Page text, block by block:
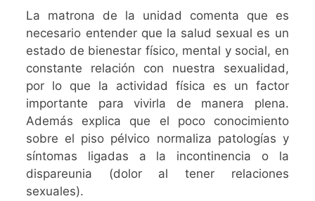
La matrona de la unidad comenta que es
necesario entender que la salud sexual es un
estado de bienestar físico, mental y social, en
constante relación con nuestra sexualidad,
por lo que la actividad física es un factor
importante para vivirla de manera plena.
Además explica que el poco conocimiento
sobre el piso pélvico normaliza patologías y
síntomas ligadas a la incontinencia o la
dispareunia (dolor al tener relaciones
sexuales).